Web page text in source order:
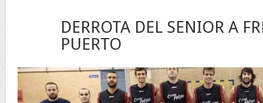
DERROTA DEL SENIOR A
PUERTO